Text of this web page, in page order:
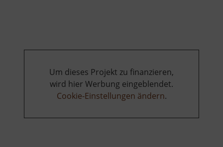
Um dieses Projekt zu finanzieren,
wird hier Werbung eingeblendet.
Cookie-Einstellungen ändern.